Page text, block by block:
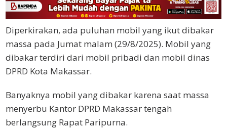
Diperkirakan, ada puluhan mobil yang ikut dibakar
massa pada Jumat malam (29/8/2025). Mobil yang
dibakar terdiri dari mobil pribadi dan mobil dinas
DPRD Kota Makassar.
Banyaknya mobil yang dibakar karena saat massa
menyerbu Kantor DPRD Makassar tengah
berlangsung Rapat Paripurna.